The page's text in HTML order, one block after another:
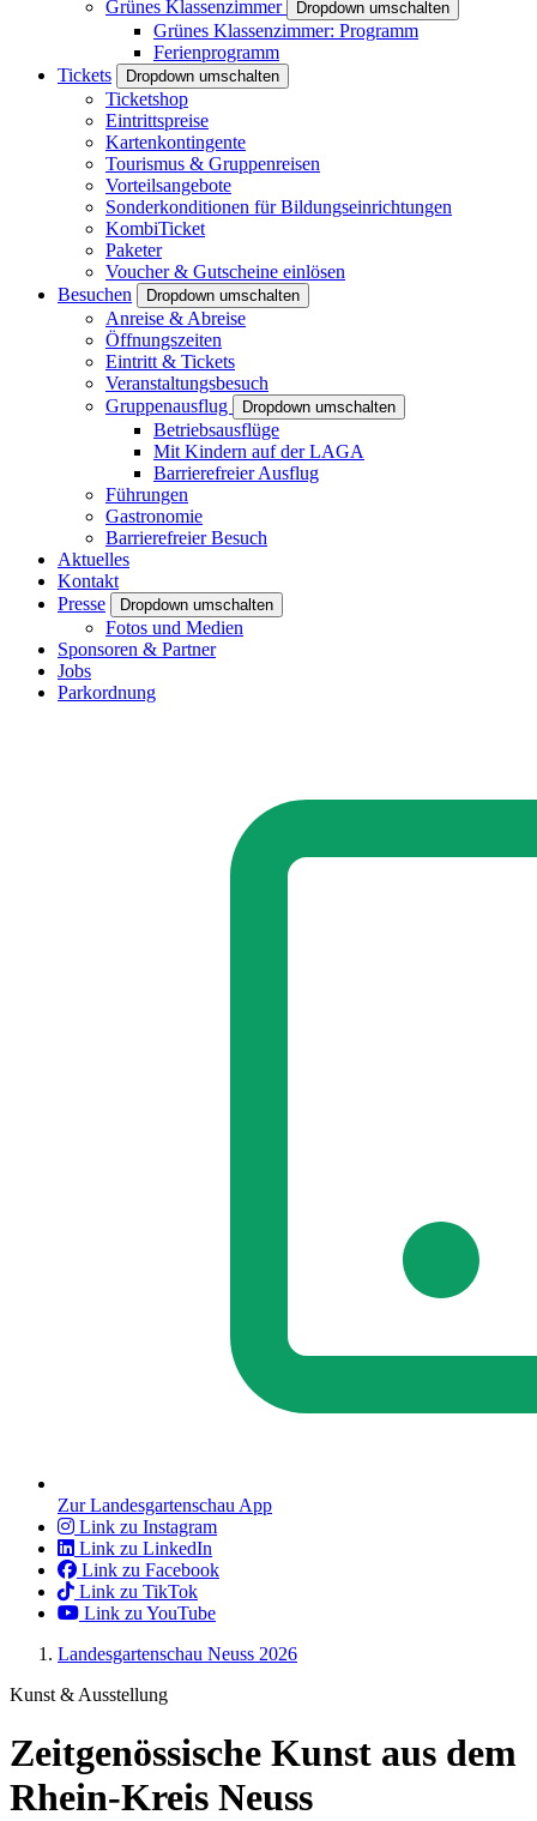
Grünes Klassenzimmer
Dropdown umschalten
Grünes Klassenzimmer: Programm
Ferienprogramm
Tickets
Dropdown umschalten
Ticketshop
Eintrittspreise
Kartenkontingente
Tourismus & Gruppenreisen
Vorteilsangebote
Sonderkonditionen für Bildungseinrichtungen
KombiTicket
Paketer
Voucher & Gutscheine einlösen
Besuchen
Dropdown umschalten
Anreise & Abreise
Öffnungszeiten
Eintritt & Tickets
Veranstaltungsbesuch
Gruppenausflug
Dropdown umschalten
Betriebsausflüge
Mit Kindern auf der LAGA
Barrierefreier Ausflug
Führungen
Gastronomie
Barrierefreier Besuch
Aktuelles
Kontakt
Presse
Dropdown umschalten
Fotos und Medien
Sponsoren & Partner
Jobs
Parkordnung
Zur Landesgartenschau App
Link zu Instagram
Link zu LinkedIn
Link zu Facebook
Link zu TikTok
Link zu YouTube
Landesgartenschau Neuss 2026
Kunst & Ausstellung
Zeitgenössische Kunst aus dem
Rhein-Kreis Neuss